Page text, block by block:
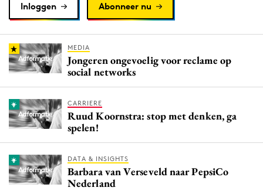
Reputatie & crisis
Inloggen Abonneer nu
MEDIA
Jongeren ongevoelig voor reclame op
social networks
CARRIERE
Ruud Koornstra: stop met denken, ga
spelen!
DATA & INSIGHTS
Barbara van Verseveld naar PepsiCo
Nederland